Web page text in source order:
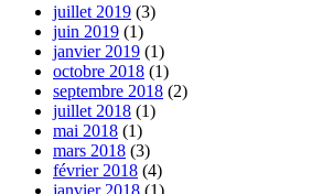
juillet 2019 (3)
juin 2019 (1)
janvier 2019 (1)
octobre 2018 (1)
septembre 2018 (2)
juillet 2018 (1)
mai 2018 (1)
mars 2018 (3)
février 2018 (4)
janvier 2018 (1)